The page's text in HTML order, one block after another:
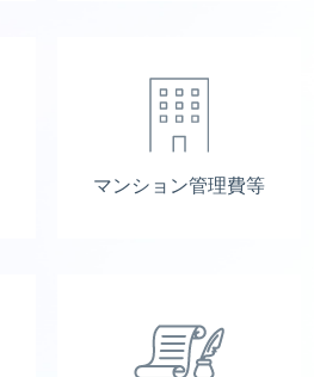
マンション管理費等